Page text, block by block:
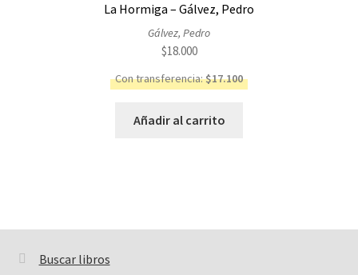
La Hormiga – Gálvez, Pedro
Gálvez, Pedro
$18.000
Con transferencia:$17.100
Añadir al carrito
Buscar libros
Buscar: